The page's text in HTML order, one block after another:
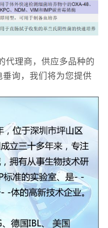
代理商，供应多品种的
询，我们将为您提供